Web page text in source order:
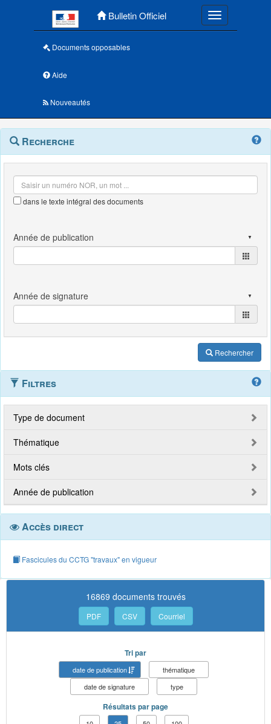
Bulletin Officiel Toggle
Documents opposables
Aide
Nouveautés
Navigation
outils
Menu
contextuel
Recherche
dans le texte intégral des documents
Rechercher
Filtres
Type de document
Thématique
Mots clés
Année de publication
Accès direct
Fascicules du CCTG "travaux" en vigueur
16869 documents trouvés
PDF CSV Courriel
Tri par
date de publication
thématique
date de signature
type
Résultats par page